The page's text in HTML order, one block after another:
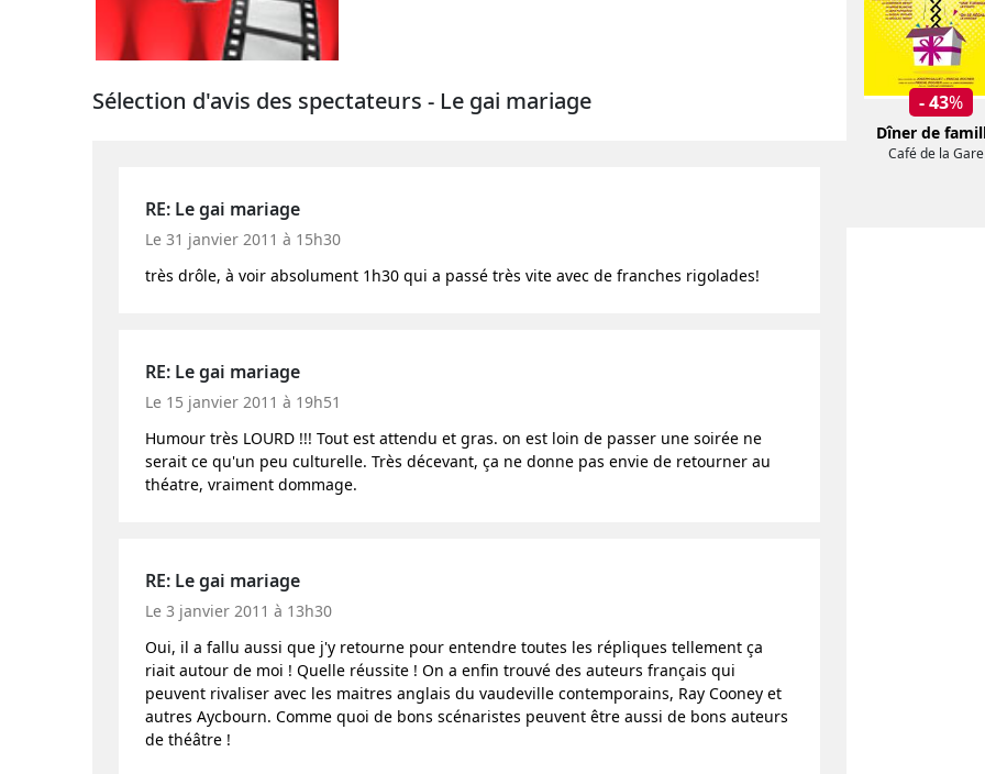
Sélection d'avis des spectateurs - Le gai mariage
RE: Le gai mariage
Le 31 janvier 2011 à 15h30
très drôle, à voir absolument 1h30 qui a passé très vite avec de franches rigolades!
RE: Le gai mariage
Le 15 janvier 2011 à 19h51
Humour très LOURD !!! Tout est attendu et gras. on est loin de passer une soirée ne
serait ce qu'un peu culturelle. Très décevant, ça ne donne pas envie de retourner au
théatre, vraiment dommage.
RE: Le gai mariage
Le 3 janvier 2011 à 13h30
Oui, il a fallu aussi que j'y retourne pour entendre toutes les répliques tellement ça
riait autour de moi ! Quelle réussite ! On a enfin trouvé des auteurs français qui
peuvent rivaliser avec les maitres anglais du vaudeville contemporains, Ray Cooney et
autres Aycbourn. Comme quoi de bons scénaristes peuvent être aussi de bons auteurs
de théâtre !
- 43%
Dîner de
Café de la Gare